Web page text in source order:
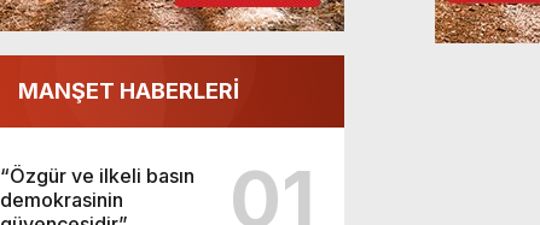
MANŞET HABERLERİ
“Özgür ve ilkeli basın
demokrasinin
01